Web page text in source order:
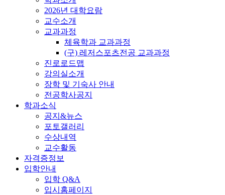
2026년 대학요람
교수소개
교과과정
체육학과 교과과정
(구) 레저스포츠전공 교과과정
진로로드맵
강의실소개
장학 및 기숙사 안내
전공학사공지
학과소식
공지&뉴스
포토갤러리
수상내역
교수활동
자격증정보
입학안내
입학 Q&A
입시홈페이지